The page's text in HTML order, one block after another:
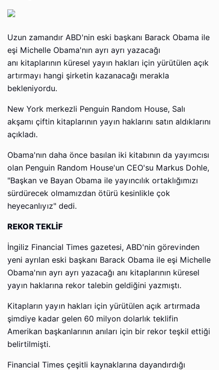
Uzun zamandır ABD'nin eski başkanı Barack Obama ile
eşi Michelle Obama'nın ayrı ayrı yazacağı
anı kitaplarının küresel yayın hakları için yürütülen açık
artırmayı hangi şirketin kazanacağı merakla
bekleniyordu.
New York merkezli Penguin Random House, Salı
akşamı çiftin kitaplarının yayın haklarını satın aldıklarını
açıkladı.
Obama'nın daha önce basılan iki kitabının da yayımcısı
olan Penguin Random House'un CEO'su Markus Dohle,
"Başkan ve Bayan Obama ile yayıncılık ortaklığımızı
sürdürecek olmamızdan ötürü kesinlikle çok
heyecanlıyız" dedi.
REKOR TEKLİF
İngiliz Financial Times gazetesi, ABD'nin görevinden
yeni ayrılan eski başkanı Barack Obama ile eşi Michelle
Obama'nın ayrı ayrı yazacağı anı kitaplarının küresel
yayın haklarına rekor talebin geldiğini yazmıştı.
Kitapların yayın hakları için yürütülen açık artırmada
şimdiye kadar gelen 60 milyon dolarlık teklifin
Amerikan başkanlarının anıları için bir rekor teşkil ettiği
belirtilmişti.
Financial Times çeşitli kaynaklarına dayandırdığı